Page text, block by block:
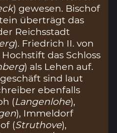
) gewesen. Bischof
überträgt das
Reichsstadt
). Friedrich II. von
das Schloss
) als Lehen auf.
sind laut
ebenfalls
(Langenlohe),
), Immeldorf
(Struthove),